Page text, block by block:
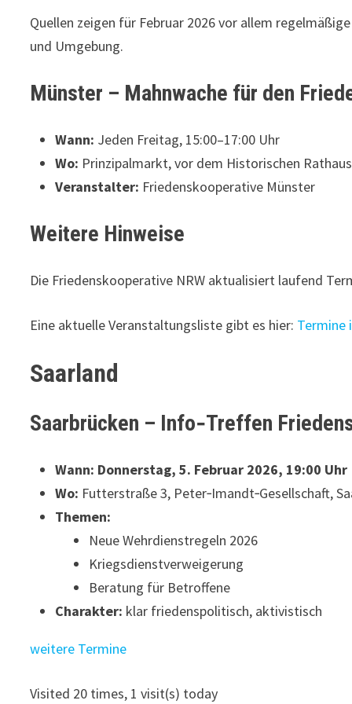
Quellen zeigen für Februar 2026 vor allem
und Umgebung.
Münster – Mahnwache für den
Wann: Jeden Freitag, 15:00–17:00 Uhr
Wo: Prinzipalmarkt, vor dem Historischen Rathaus
Veranstalter: Friedenskooperative Münster
Weitere Hinweise
Die Friedenskooperative NRW aktualisiert laufend
Eine aktuelle Veranstaltungsliste gibt es hier: Termine
Saarland
Saarbrücken – Info‑Treffen
Wann: Donnerstag, 5. Februar 2026, 19:00 Uhr
Wo: Futterstraße 3, Peter‑Imandt‑Gesellschaft,
Themen:
Neue Wehrdienstregeln 2026
Kriegsdienstverweigerung
Beratung für Betroffene
Charakter: klar friedenspolitisch, aktivistisch
weitere Termine
Visited 20 times, 1 visit(s) today